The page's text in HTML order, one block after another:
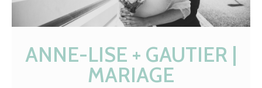
ANNE-LISE + GAUTIER |
MARIAGE